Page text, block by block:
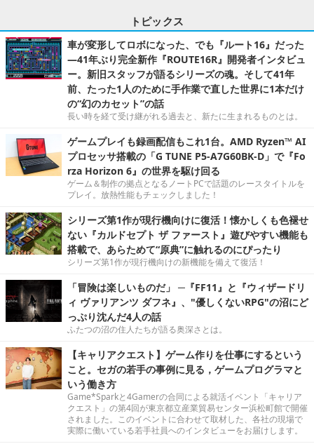
トピックス
車が変形してロボになった、でも『ルート16』だった
―41年ぶり完全新作『ROUTE16R』開発者インタビュ
ー。新旧スタッフが語るシリーズの魂。そして41年
前、たった1人のために手作業で直した世界に1本だけ
の“幻のカセット”の話
長い時を経て受け継がれる過去と、新たに生まれるものとは。
ゲームプレイも録画配信もこれ1台。AMD Ryzen™ AI
プロセッサ搭載の「G TUNE P5-A7G60BK-D」で『Fo
rza Horizon 6』の世界を駆け回る
ゲーム＆制作の拠点となるノートPCで話題のレースタイトルを
プレイ。放熱性能もチェックしました！
シリーズ第1作が現行機向けに復活！懐かしくも色褪せ
ない『カルドセプト ザ ファースト』遊びやすい機能も
搭載で、あらためて“原典”に触れるのにぴったり
シリーズ第1作が現行機向けの新機能を備えて復活！
「冒険は楽しいものだ」 ─『FF11』と『ウィザードリ
ィ ヴァリアンツ ダフネ』、"優しくないRPG"の沼にど
っぷり沈んだ4人の話
ふたつの沼の住人たちが語る奥深さとは。
【キャリアクエスト】ゲーム作りを仕事にするという
こと。セガの若手の事例に見る，ゲームプログラマと
いう働き方
Game*Sparkと4Gamerの合同による就活イベント「キャリア
クエスト」の第4回が東京都立産業貿易センター浜松町館で開催
されました。このイベントに合わせて取材した、各社の現場で
実際に働いている若手社員へのインタビューをお届けします。